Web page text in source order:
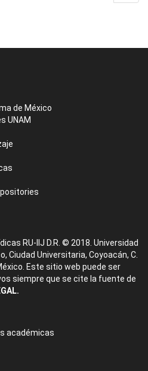
de México
UNAM
RU-IIJ D.R. © 2018. Universidad
Ciudad Universitaria, Coyoacán, C.
Este sitio web puede ser
siempre que se cite la fuente de
académicas